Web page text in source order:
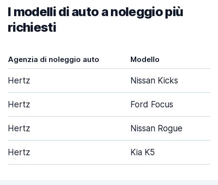
I modelli di auto a noleggio più
richiesti
Agenzia di noleggio auto Modello
Hertz Nissan Kicks
Hertz Ford Focus
Hertz Nissan Rogue
Hertz Kia K5